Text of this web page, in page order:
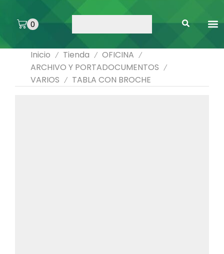
0
Inicio / Tienda / OFICINA /
ARCHIVO Y PORTADOCUMENTOS /
VARIOS / TABLA CON BROCHE